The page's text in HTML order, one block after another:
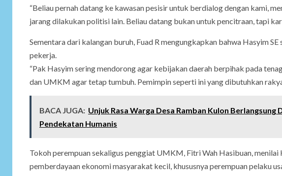
“Beliau pernah datang ke kawasan pesisir untuk berdialog dengan kami,
jarang dilakukan politisi lain. Beliau datang bukan untuk pencitraan, tapi
Sementara dari kalangan buruh, Fuad R mengungkapkan bahwa Hasyim
pekerja.
“Pak Hasyim sering mendorong agar kebijakan daerah berpihak pada
dan UMKM agar tetap tumbuh. Pemimpin seperti ini yang dibutuhkan
BACA JUGA: Unjuk Rasa Warga Desa Ramban Kulon
Pendekatan Humanis
Tokoh perempuan sekaligus penggiat UMKM, Fitri Wah Hasibuan, menilai
pemberdayaan ekonomi masyarakat kecil, khususnya perempuan pelaku